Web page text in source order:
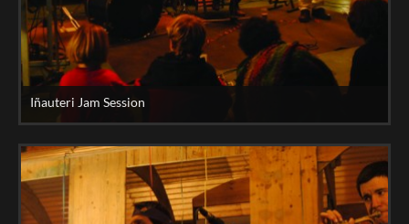
Iñauteri Jam Session